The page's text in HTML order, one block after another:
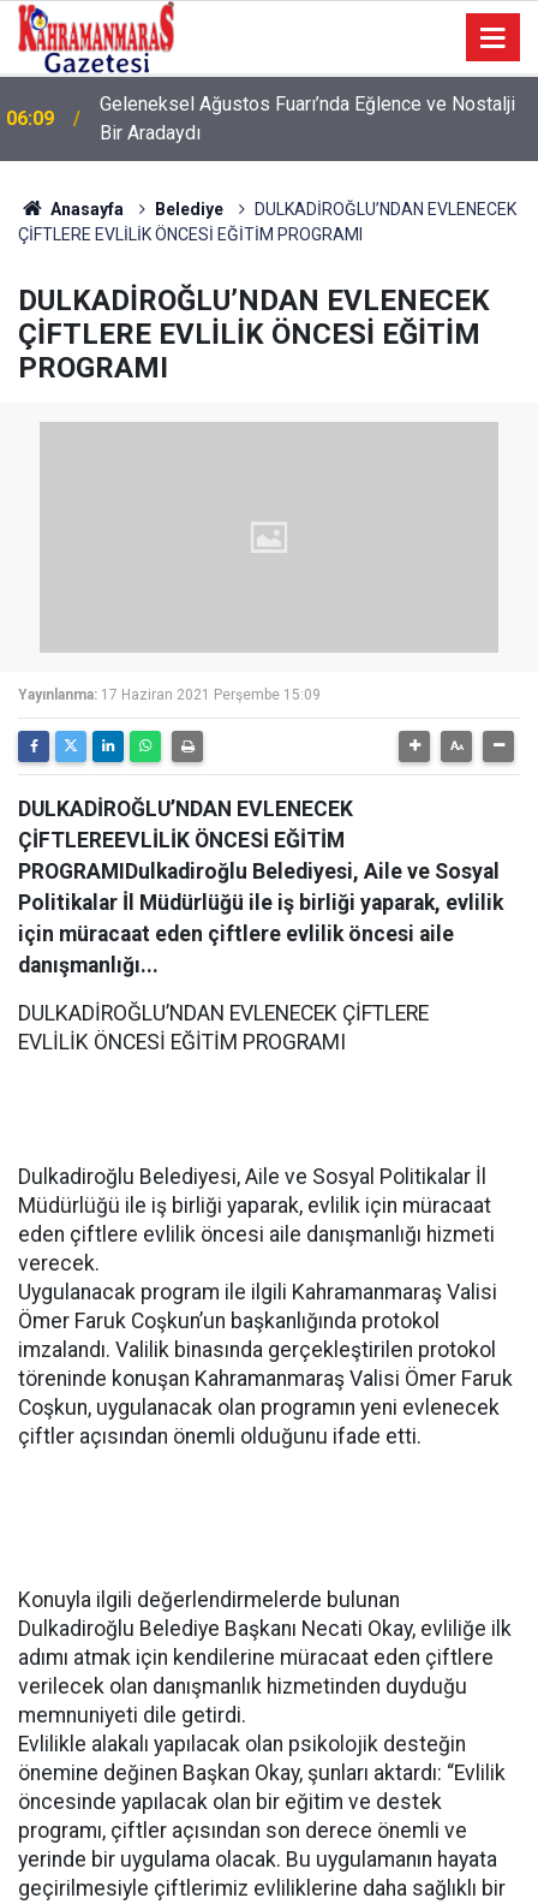
06:09
Geleneksel Ağustos Fuarı’nda Eğlence ve Nostalji
Bir Aradaydı
Anasayfa Belediye
DULKADİROĞLU’NDAN EVLENECEK
ÇİFTLERE EVLİLİK ÖNCESİ EĞİTİM PROGRAMI
DULKADİROĞLU’NDAN EVLENECEK
ÇİFTLERE EVLİLİK ÖNCESİ EĞİTİM
PROGRAMI
Yayınlanma: 17 Haziran 2021 Perşembe 15:09
DULKADİROĞLU’NDAN EVLENECEK
ÇİFTLEREEVLİLİK ÖNCESİ EĞİTİM
PROGRAMIDulkadiroğlu Belediyesi, Aile ve Sosyal
Politikalar İl Müdürlüğü ile iş birliği yaparak, evlilik
için müracaat eden çiftlere evlilik öncesi aile
danışmanlığı...
DULKADİROĞLU’NDAN EVLENECEK ÇİFTLERE
EVLİLİK ÖNCESİ EĞİTİM PROGRAMI
Dulkadiroğlu Belediyesi, Aile ve Sosyal Politikalar İl
Müdürlüğü ile iş birliği yaparak, evlilik için müracaat
eden çiftlere evlilik öncesi aile danışmanlığı hizmeti
verecek.
Uygulanacak program ile ilgili Kahramanmaraş Valisi
Ömer Faruk Coşkun’un başkanlığında protokol
imzalandı. Valilik binasında gerçekleştirilen protokol
töreninde konuşan Kahramanmaraş Valisi Ömer Faruk
Coşkun, uygulanacak olan programın yeni evlenecek
çiftler açısından önemli olduğunu ifade etti.
Konuyla ilgili değerlendirmelerde bulunan
Dulkadiroğlu Belediye Başkanı Necati Okay, evliliğe ilk
adımı atmak için kendilerine müracaat eden çiftlere
verilecek olan danışmanlık hizmetinden duyduğu
memnuniyeti dile getirdi.
Evlilikle alakalı yapılacak olan psikolojik desteğin
önemine değinen Başkan Okay, şunları aktardı: “Evlilik
öncesinde yapılacak olan bir eğitim ve destek
programı, çiftler açısından son derece önemli ve
yerinde bir uygulama olacak. Bu uygulamanın hayata
geçirilmesiyle çiftlerimiz evliliklerine daha sağlıklı bir